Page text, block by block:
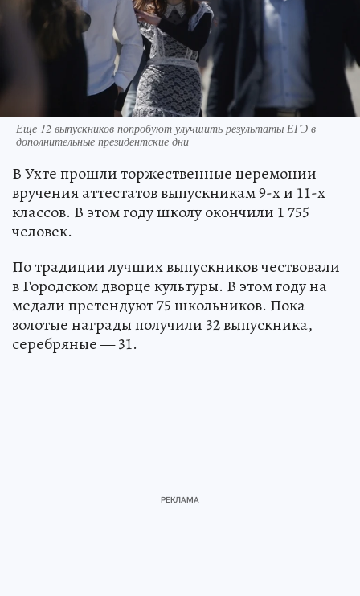
Еще 12 выпускников попробуют улучшить результаты ЕГЭ в
дополнительные президентские дни
В Ухте прошли торжественные церемонии
вручения аттестатов выпускникам 9-х и 11-х
классов. В этом году школу окончили 1 755
человек.
По традиции лучших выпускников чествовали
в Городском дворце культуры. В этом году на
медали претендуют 75 школьников. Пока
золотые награды получили 32 выпускника,
серебряные — 31.